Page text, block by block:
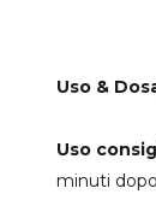
Uso &
Uso
minuti